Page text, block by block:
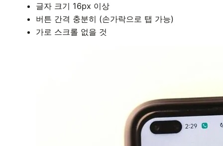
글자 크기 16px 이상
버튼 간격 충분히 (손가락으로 탭 가능)
가로 스크롤 없을 것